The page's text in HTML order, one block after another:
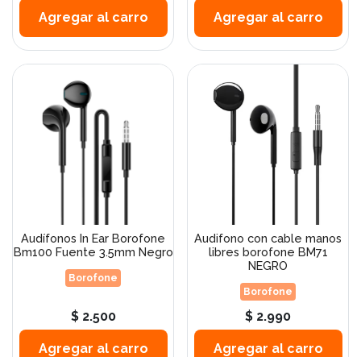
Agregar al carro Agregar al carro
Audífonos In Ear Borofone
Bm100 Fuente 3.5mm Negro
Borofone
$ 2.500
Agregar al carro
Audifono con cable manos
libres borofone BM71
NEGRO
Borofone
$ 2.990
Agregar al carro